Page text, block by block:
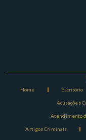
Home Escritório
Acusações
Atendimento
Artigos Criminais